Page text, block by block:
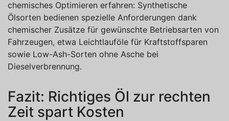
chemisches Optimieren erfahren: Synthetische
Ölsorten bedienen spezielle Anforderungen dank
chemischer Zusätze für gewünschte Betriebsarten von
Fahrzeugen, etwa Leichtlauföle für Kraftstoffsparen
sowie Low-Ash-Sorten ohne Asche bei
Dieselverbrennung.
Fazit: Richtiges Öl zur rechten
Zeit spart Kosten